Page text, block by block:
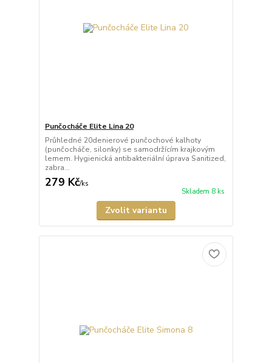
Punčocháče Elite Lina 20
Průhledné 20denierové punčochové kalhoty
(punčocháče, silonky) se samodržícím krajkovým
lemem. Hygienická antibakteriální úprava Sanitized,
zabra...
279 Kč/ks
Skladem 8 ks
Zvolit variantu